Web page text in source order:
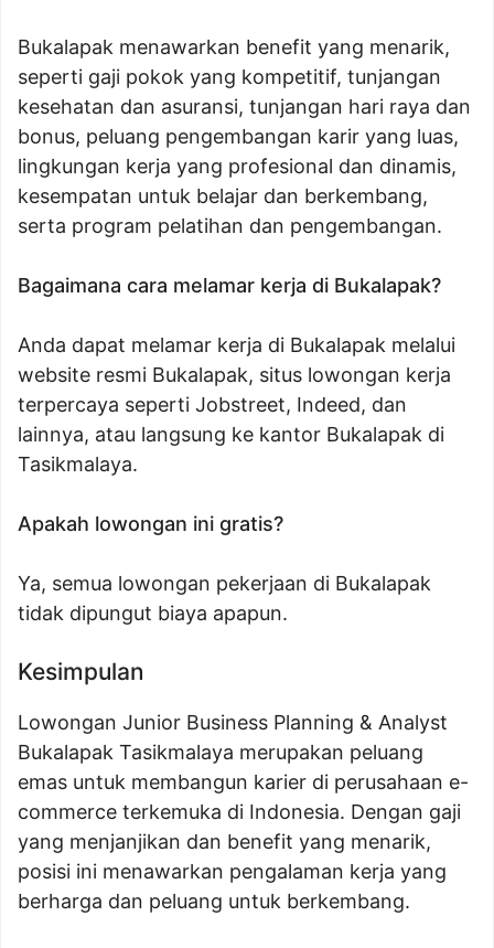
Bukalapak menawarkan benefit yang menarik,
seperti gaji pokok yang kompetitif, tunjangan
kesehatan dan asuransi, tunjangan hari raya dan
bonus, peluang pengembangan karir yang luas,
lingkungan kerja yang profesional dan dinamis,
kesempatan untuk belajar dan berkembang,
serta program pelatihan dan pengembangan.
Bagaimana cara melamar kerja di Bukalapak?
Anda dapat melamar kerja di Bukalapak melalui
website resmi Bukalapak, situs lowongan kerja
terpercaya seperti Jobstreet, Indeed, dan
lainnya, atau langsung ke kantor Bukalapak di
Tasikmalaya.
Apakah lowongan ini gratis?
Ya, semua lowongan pekerjaan di Bukalapak
tidak dipungut biaya apapun.
Kesimpulan
Lowongan Junior Business Planning & Analyst
Bukalapak Tasikmalaya merupakan peluang
emas untuk membangun karier di perusahaan e-
commerce terkemuka di Indonesia. Dengan gaji
yang menjanjikan dan benefit yang menarik,
posisi ini menawarkan pengalaman kerja yang
berharga dan peluang untuk berkembang.